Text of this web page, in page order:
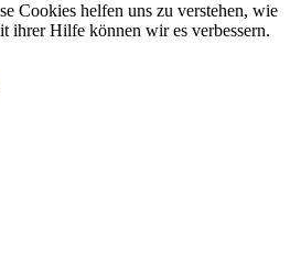
Cookies helfen uns zu verstehen, wie
ihrer Hilfe können wir es verbessern.